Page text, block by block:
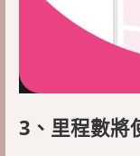
3、里程數將